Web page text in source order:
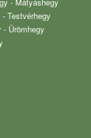
Testvérhegy
- Ürömhegy